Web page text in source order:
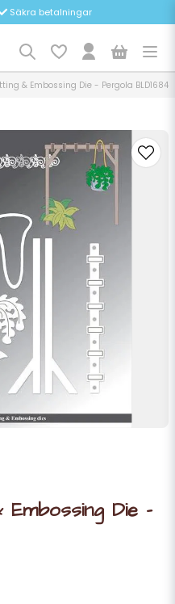
Säkra betalningar
& Embossing Die - Pergola BLD1684
Die -